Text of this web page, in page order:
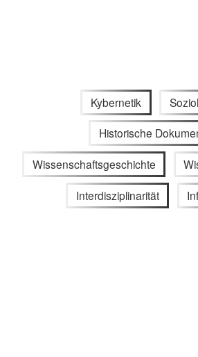
Kybernetik
Historische
Wissenschaftsgeschichte
Interdisziplinarität